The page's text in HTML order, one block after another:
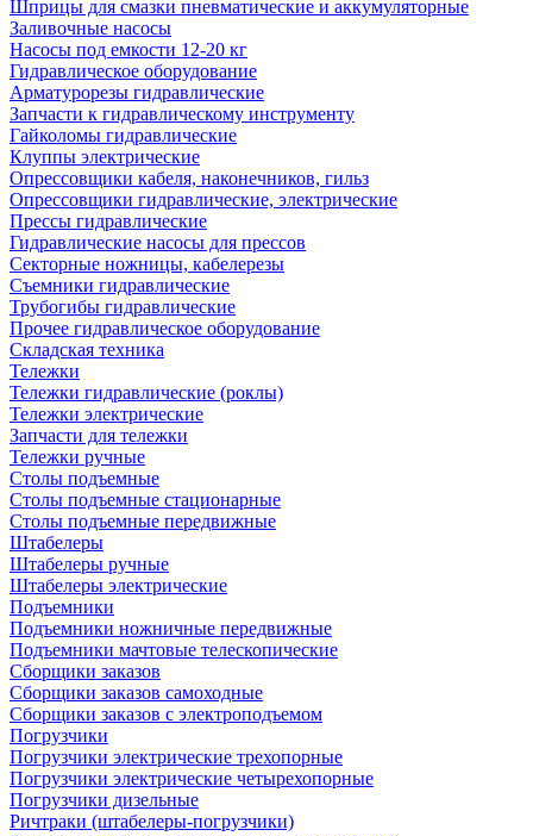
Шприцы для смазки пневматические и аккумуляторные
Заливочные насосы
Насосы под емкости 12-20 кг
Гидравлическое оборудование
Арматурорезы гидравлические
Запчасти к гидравлическому инструменту
Гайколомы гидравлические
Клуппы электрические
Опрессовщики кабеля, наконечников, гильз
Опрессовщики гидравлические, электрические
Прессы гидравлические
Гидравлические насосы для прессов
Секторные ножницы, кабелерезы
Съемники гидравлические
Трубогибы гидравлические
Прочее гидравлическое оборудование
Складская техника
Тележки
Тележки гидравлические (роклы)
Тележки электрические
Запчасти для тележки
Тележки ручные
Столы подъемные
Столы подъемные стационарные
Столы подъемные передвижные
Штабелеры
Штабелеры ручные
Штабелеры электрические
Подъемники
Подъемники ножничные передвижные
Подъемники мачтовые телескопические
Сборщики заказов
Сборщики заказов самоходные
Сборщики заказов с электроподъемом
Погрузчики
Погрузчики электрические трехопорные
Погрузчики электрические четырехопорные
Погрузчики дизельные
Ричтраки (штабелеры-погрузчики)